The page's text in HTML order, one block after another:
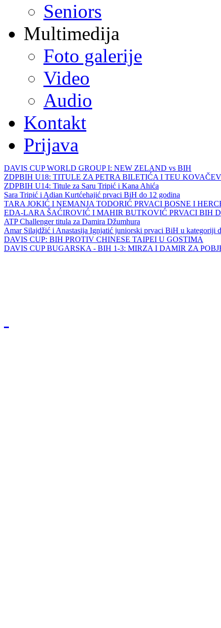
Seniors
Multimedija
Foto galerije
Video
Audio
Kontakt
Prijava
DAVIS CUP WORLD GROUP I: NEW ZELAND vs BIH
ZDPBIH U18: TITULE ZA PETRA BILETIĆA I TEU
ZDPBIH U14: Titule za Saru Tripić i Kana Ahića
Sara Tripić i Adian Kurtćehajić prvaci BiH do 12 godina
TARA JOKIĆ I NEMANJA TODORIĆ PRVACI BOSNE I
EDA-LARA ŠAĆIROVIĆ I MAHIR BUTKOVIĆ PRVACI BIH
ATP Challenger titula za Damira Džumhura
Amar Silajdžić i Anastasija Ignjatić juniorski prvaci BiH u kategoriji
DAVIS CUP: BIH PROTIV CHINESE TAIPEI U GOSTIMA
DAVIS CUP BUGARSKA - BIH 1-3: MIRZA I DAMIR ZA